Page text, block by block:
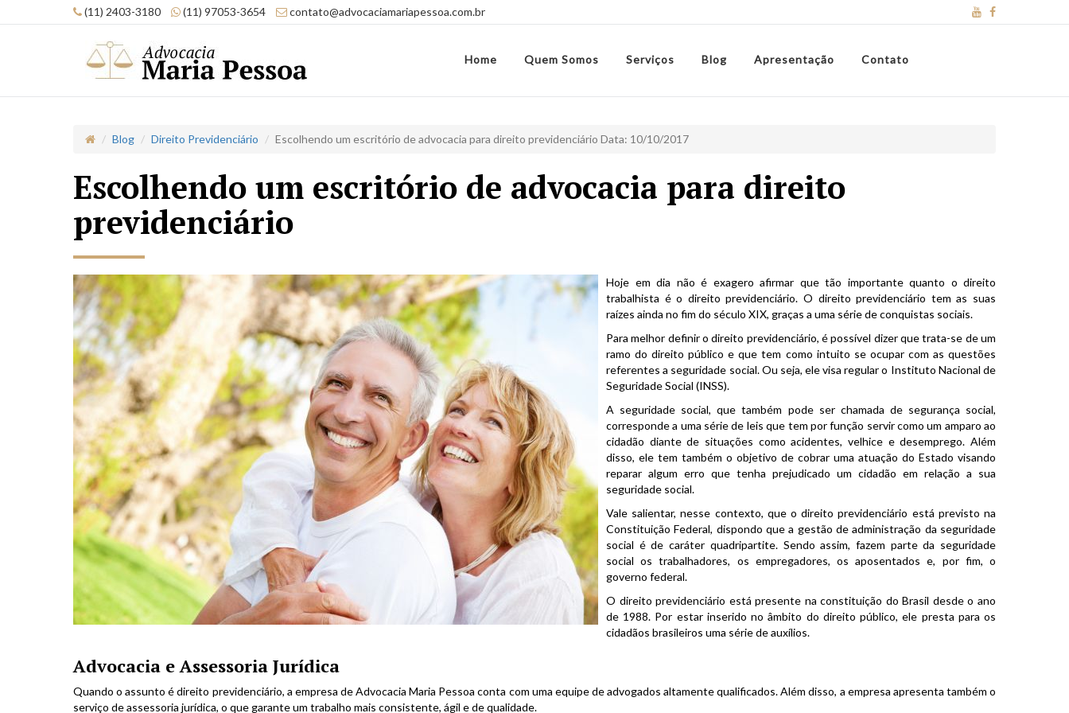
(11) 2403-3180 (11) 97053-3654 contato@advocaciamariapessoa.com.br
Home Quem Somos Serviços Blog Apresentação Contato
Blog Direito Previdenciário Escolhendo um escritório de advocacia para direito previdenciário Data: 10/10/2017
Escolhendo um escritório de advocacia para direito
previdenciário
Hoje em dia não é exagero afirmar que tão importante quanto o direito
trabalhista é o direito previdenciário. O direito previdenciário tem as suas
raízes ainda no fim do século XIX, graças a uma série de conquistas sociais.
Para melhor definir o direito previdenciário, é possível dizer que trata-se de um
ramo do direito público e que tem como intuito se ocupar com as questões
referentes a seguridade social. Ou seja, ele visa regular o Instituto Nacional de
Seguridade Social (INSS).
A seguridade social, que também pode ser chamada de segurança social,
corresponde a uma série de leis que tem por função servir como um amparo ao
cidadão diante de situações como acidentes, velhice e desemprego. Além
disso, ele tem também o objetivo de cobrar uma atuação do Estado visando
reparar algum erro que tenha prejudicado um cidadão em relação a sua
seguridade social.
Vale salientar, nesse contexto, que o direito previdenciário está previsto na
Constituição Federal, dispondo que a gestão de administração da seguridade
social é de caráter quadripartite. Sendo assim, fazem parte da seguridade
social os trabalhadores, os empregadores, os aposentados e, por fim, o
governo federal.
O direito previdenciário está presente na constituição do Brasil desde o ano
de 1988. Por estar inserido no âmbito do direito público, ele presta para os
cidadãos brasileiros uma série de auxílios.
Advocacia e Assessoria Jurídica
Quando o assunto é direito previdenciário, a empresa de Advocacia Maria Pessoa conta com uma equipe de advogados altamente qualificados. Além disso, a empresa apresenta também o
serviço de assessoria jurídica, o que garante um trabalho mais consistente, ágil e de qualidade.